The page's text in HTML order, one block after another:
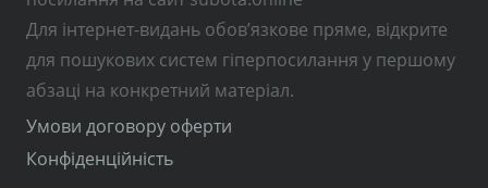
Для інтернет-видань обов’язкове пряме, відкрите
для пошукових систем гіперпосилання у першому
абзаці на конкретний матеріал.
Умови договору оферти
Конфіденційність